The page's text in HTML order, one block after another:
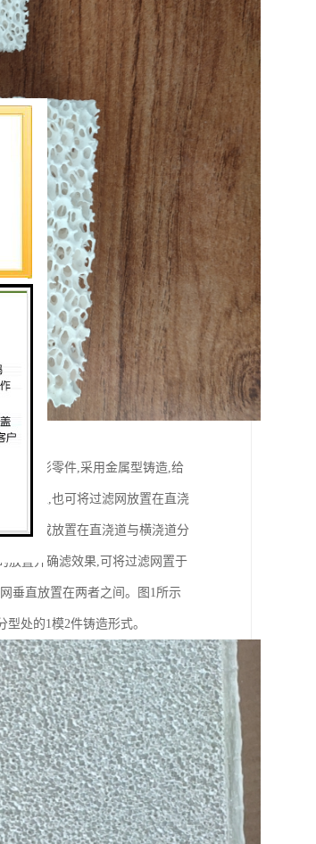
圆柱形零件,采用金属型铸造,给
分型处,也可将过滤网放置在直浇
面处或放置在直浇道与横浇道分
放置并确滤效果,可将过滤网置于
垂直放置在两者之间。图1所示
处的1模2件铸造形式。